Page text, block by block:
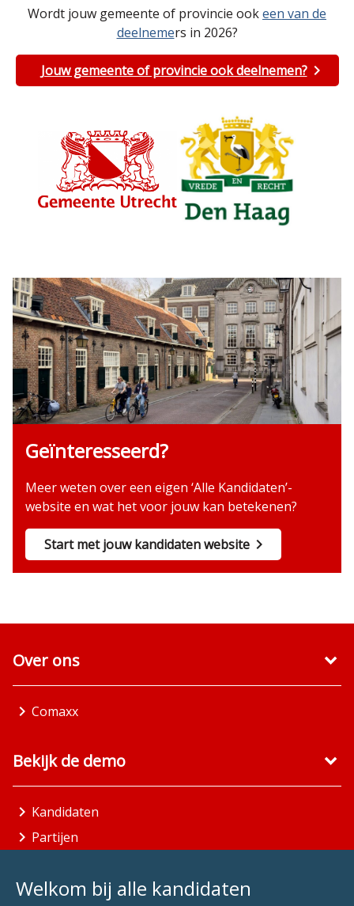
Wordt jouw gemeente of provincie ookeen van de
deelnemers in 2026?
Jouw gemeente of provincie ook deelnemen?
Geïnteresseerd?
Meer weten over een eigen ‘Alle Kandidaten’-
website en wat het voor jouw kan betekenen?
Start met jouw kandidaten website
Welkom bij alle kandidaten
Over ons
Comaxx
Bekijk de demo
Kandidaten
Partijen
Aandachtsgebieden